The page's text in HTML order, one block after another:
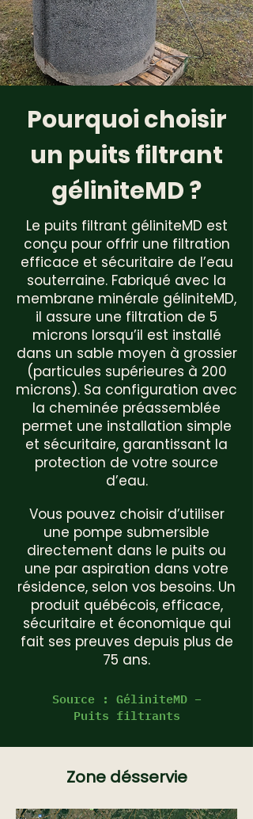
Pourquoi choisir
un puits filtrant
géliniteMD ?
Le puits filtrant géliniteMD est
conçu pour offrir une filtration
efficace et sécuritaire de l’eau
souterraine. Fabriqué avec la
membrane minérale géliniteMD,
il assure une filtration de 5
microns lorsqu’il est installé
dans un sable moyen à grossier
(particules supérieures à 200
microns). Sa configuration avec
la cheminée préassemblée
permet une installation simple
et sécuritaire, garantissant la
protection de votre source
d’eau.
Vous pouvez choisir d’utiliser
une pompe submersible
directement dans le puits ou
une par aspiration dans votre
résidence, selon vos besoins. Un
produit québécois, efficace,
sécuritaire et économique qui
fait ses preuves depuis plus de
75 ans.
Source : GéliniteMD –
Puits filtrants
Zone désservie